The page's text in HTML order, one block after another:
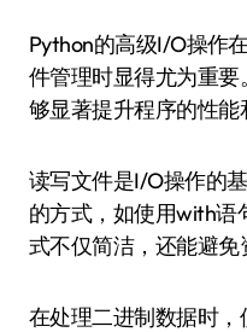
Python的高级I/O操作在处理大量数据或需要高效文
件管理时显得尤为重
够显著提升程序的性能
读写文件是I/O操作的
的方式，如使用with语
式不仅简洁，还能避免
在处理二进制数据时，